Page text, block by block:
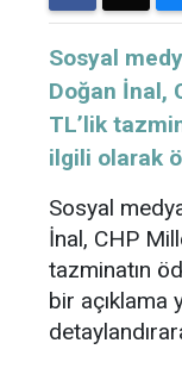
​​​​​​​Sosyal
Doğan İnal,
TL’lik
ilgili olarak
Sosyal
İnal, CHP
tazminatın
bir açıklama